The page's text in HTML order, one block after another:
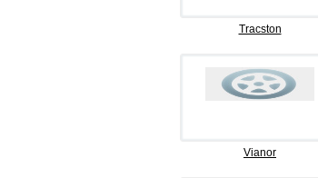
Tracston
Vianor